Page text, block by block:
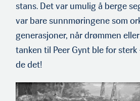
stans. Det var umulig å berge
var bare sunnmøringene som
generasjoner, når drømmen
tanken til Peer Gynt ble for
de det!